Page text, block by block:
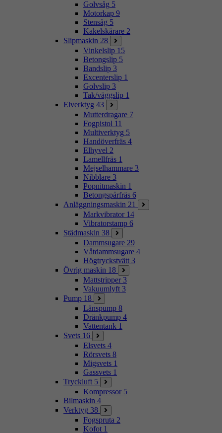
Golvsåg 5
Motorkap 9
Stensåg 5
Kakelskärare 2
Slipmaskin 28
Vinkelslip 15
Betongslip 5
Bandslip 3
Excenterslip 1
Golvslip 3
Tak/väggslip 1
Elverktyg 43
Mutterdragare 7
Fogpistol 11
Multiverktyg 5
Handöverfräs 4
Elhyvel 2
Lamellfräs 1
Mejselhammare 3
Nibblare 3
Popnitmaskin 1
Betongspårfräs 6
Anläggningsmaskin 21
Markvibrator 14
Vibratorstamp 6
Städmaskin 38
Dammsugare 29
Våtdammsugare 4
Högtryckstvätt 3
Övrig maskin 18
Mattstripper 3
Vakuumlyft 3
Pump 18
Länspump 8
Dränkpump 4
Vattentank 1
Svets 16
Elsvets 4
Rörsvets 8
Migsvets 1
Gassvets 1
Tryckluft 5
Kompressor 5
Bilmaskin 4
Verktyg 38
Fogspruta 2
Kofot 1